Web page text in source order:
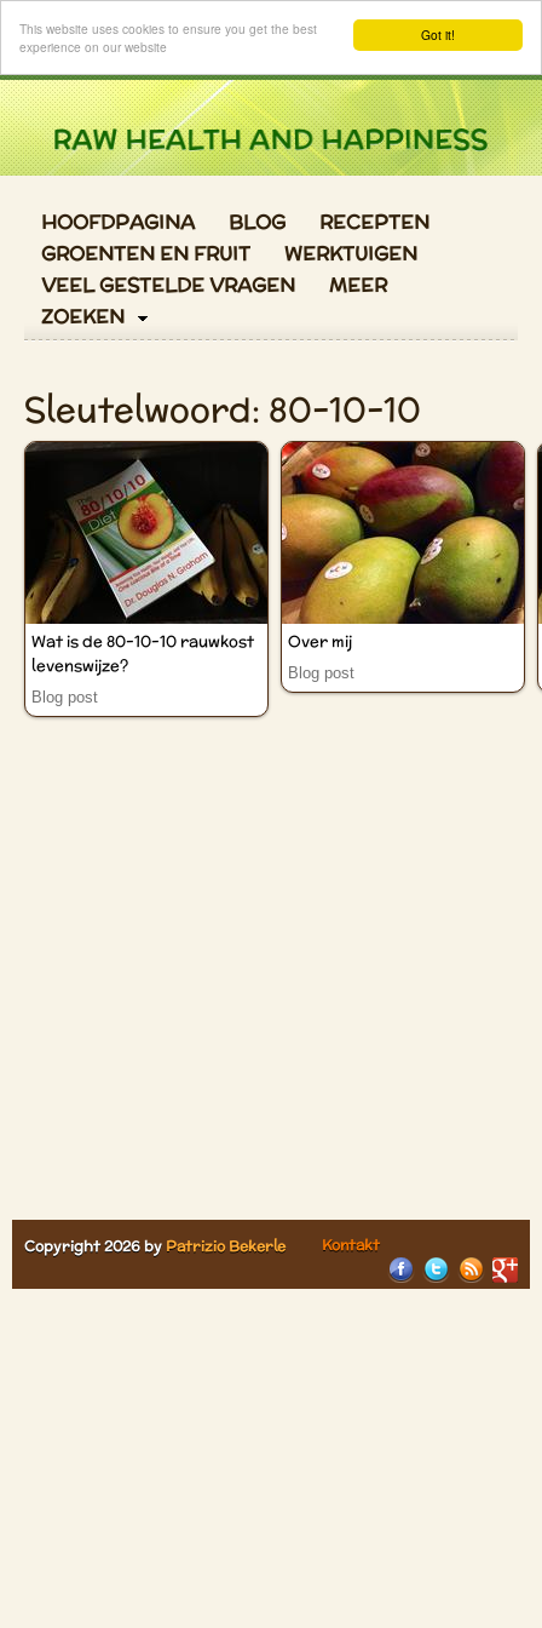
Got it!
This website uses cookies to ensure you get the best
experience on our website
Login
HOOFDPAGINA BLOG
RECEPTEN
GROENTEN EN FRUIT
WERKTUIGEN
VEEL GESTELDE VRAGEN
MEER
ZOEKEN
Sleutelwoord: 80-10-10
Wat is de 80-10-10 rauwkost
levenswijze?
Blog post
Over mij
Blog post
Copyright 2026 by Patrizio Bekerle Kontakt